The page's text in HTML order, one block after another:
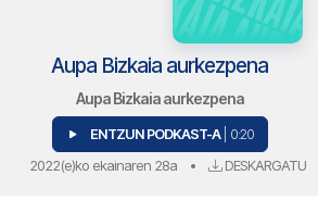
Aupa Bizkaia aurkezpena
Aupa Bizkaia aurkezpena
ENTZUN PODKAST-A | 0:20
2022(e)ko ekainaren 28a • DESKARGATU